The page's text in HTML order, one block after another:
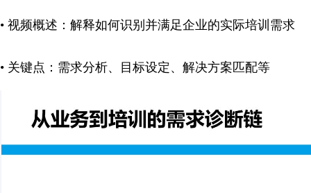
• 视频概述：解释如何识别并满足企业的实际培训需求
• 关键点：需求分析、目标设定、解决方案匹配等